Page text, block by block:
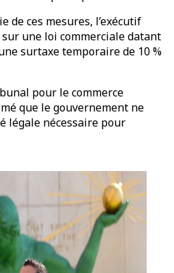
de ces mesures, l’exécutif
une loi commerciale datant
surtaxe temporaire de 10 %
pour le commerce
que le gouvernement ne
légale nécessaire pour